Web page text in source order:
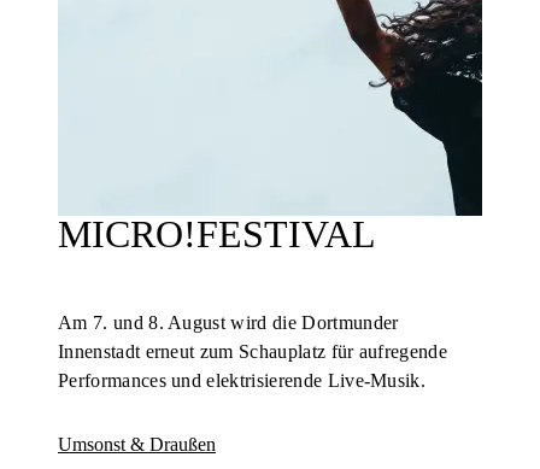
MICRO!FESTIVAL
Am 7. und 8. August wird die Dortmunder
Innenstadt erneut zum Schauplatz für aufregende
Performances und elektrisierende Live-Musik.
Umsonst & Draußen